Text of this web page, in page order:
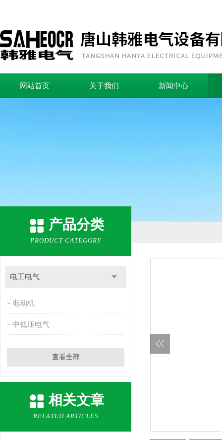
网站首页 关于我们 新闻中心
产品分类
PRODUCT CATEGORY
电工电气
电动机
中低压电气
查看全部
相关文章
RELATED ARTICLES